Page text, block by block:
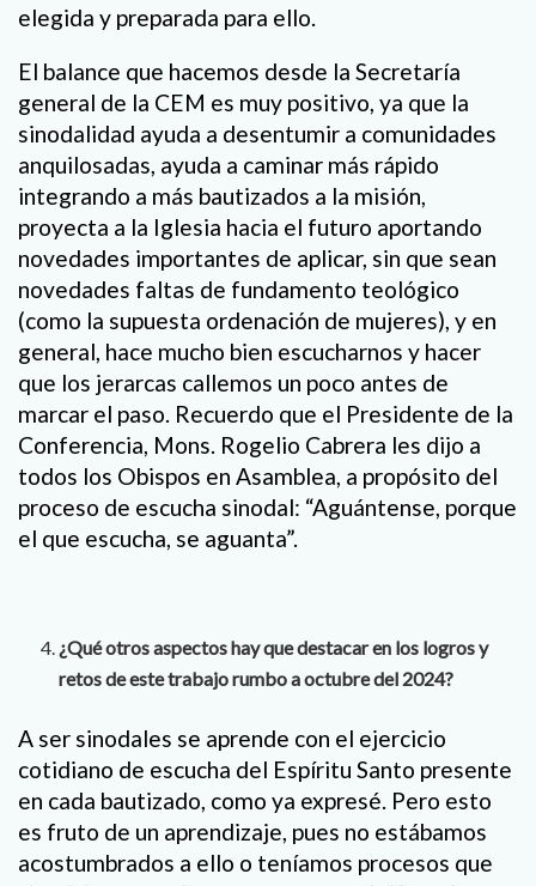
elegida y preparada para ello.
El balance que hacemos desde la Secretaría
general de la CEM es muy positivo, ya que la
sinodalidad ayuda a desentumir a comunidades
anquilosadas, ayuda a caminar más rápido
integrando a más bautizados a la misión,
proyecta a la Iglesia hacia el futuro aportando
novedades importantes de aplicar, sin que sean
novedades faltas de fundamento teológico
(como la supuesta ordenación de mujeres), y en
general, hace mucho bien escucharnos y hacer
que los jerarcas callemos un poco antes de
marcar el paso. Recuerdo que el Presidente de la
Conferencia, Mons. Rogelio Cabrera les dijo a
todos los Obispos en Asamblea, a propósito del
proceso de escucha sinodal: “Aguántense, porque
el que escucha, se aguanta”.
¿Qué otros aspectos hay que destacar en los logros y
retos de este trabajo rumbo a octubre del 2024?
A ser sinodales se aprende con el ejercicio
cotidiano de escucha del Espíritu Santo presente
en cada bautizado, como ya expresé. Pero esto
es fruto de un aprendizaje, pues no estábamos
acostumbrados a ello o teníamos procesos que